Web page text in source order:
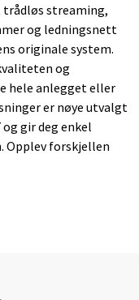
streaming,
og ledningsnett
originale system.
og
hele anlegget eller
er nøye utvalgt
gir deg enkel
Opplev forskjellen